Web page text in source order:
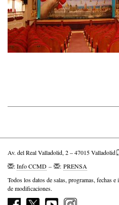
Av. del Real Valladolid, 2 – 47015 Valladolid
:Info CCMD – : PRENSA
Todos los datos de salas, programas, fechas
de modificaciones.